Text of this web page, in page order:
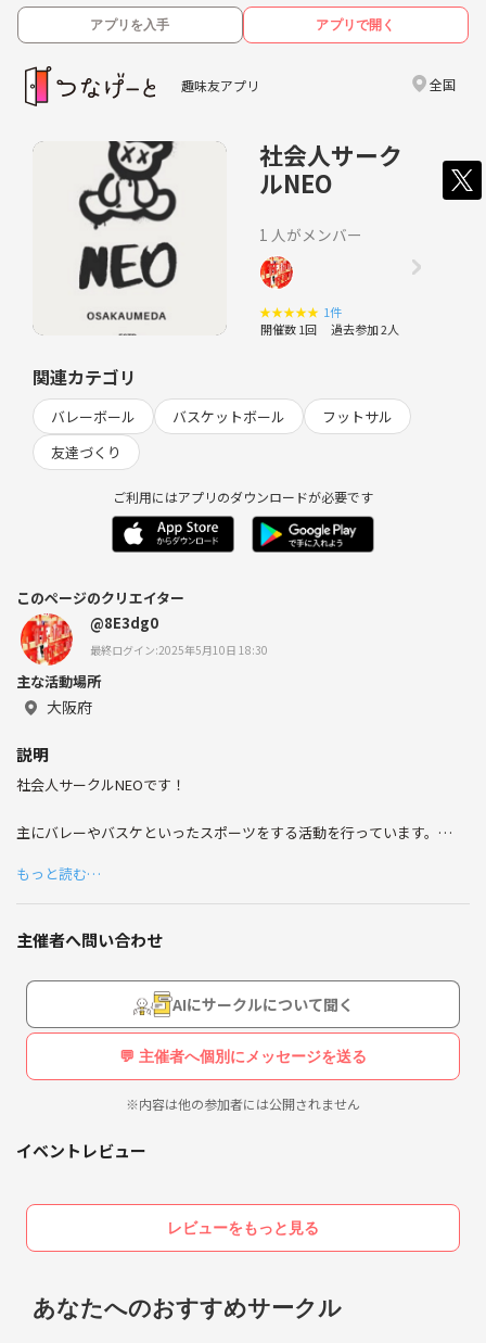
アプリを入手 アプリで開く
趣味友アプリ 全国
社会人サーク
ルNEO
1 人がメンバー
★★★★★ 1件
開催数 1回 過去参加 2人
関連カテゴリ
バレーボール バスケットボール
フットサル
友達づくり
ご利用にはアプリのダウンロードが必要です
このページのクリエイター
@8E3dg0
最終ログイン:2025年5月10日 18:30
主な活動場所
大阪府
説明
社会人サークルNEOです！
主にバレーやバスケといったスポーツをする活動を行っています。
いです。
年齢層も幅広く男女問わず参加して頂きたいです。
二次会で飲み会なども行っています。
身体を動かすのが好きな人は大歓迎！！
初心者、経験者などは問いません。
お酒が好きな人もぜひ参加してください。
もっと読む…
主催者へ問い合わせ
AIにサークルについて聞く
💬 主催者へ個別にメッセージを送る
※内容は他の参加者には公開されません
イベントレビュー
レビューをもっと見る
あなたへのおすすめサークル